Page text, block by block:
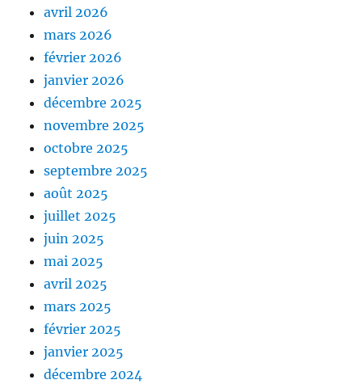
avril 2026
mars 2026
février 2026
janvier 2026
décembre 2025
novembre 2025
octobre 2025
septembre 2025
août 2025
juillet 2025
juin 2025
mai 2025
avril 2025
mars 2025
février 2025
janvier 2025
décembre 2024